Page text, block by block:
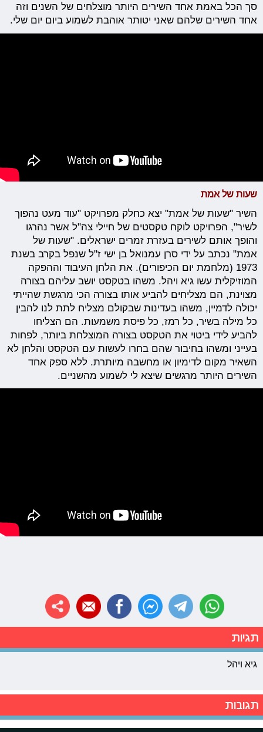
סך הכל באמת אחד השירים היותר מוצלחים של השנים וזה
אחד השירים שלהם שאני יטותר אוהבת לשמוע ביום יום שלי.
שעות של אמת
השיר "שעות של אמת" יצא כחלק מפרויקט "עוד מעט נהפוך
לשיר", הפרויקט לוקח טקסטים של חיילי צה"ל אשר נהרגו
והופך אותם לשירים בעזרת זמרים ישראלים. "שעות של
אמת" נכתב על ידי סרן עמנואל בן ישי ז"ל שנפל בקרב בשנת
1973 (מלחמת יום הכיפורים). את הלחן העיבוד וההפקה
המוזיקלית עשו גיא ויהל. משהו בטקסט יושב עליהם בצורה
מצוינת, הם מצליחים להביע אותו בצורה הכי מרגשת שהייתי
יכולה לדמיין, משהו בעדינות שבקולם מצליח לתת לנו להבין
כל מילה בשיר, כל רמז, כל פיסת משמעות. הם הצליחו
להביע לידי ביטוי את הטקסט בצורה המוצלחת ביותר, לפחות
בעייני ומשהו בחיבור שהם בחרו לעשות עם הטקסט והלחן לא
השאיר מקום לדימיון או מחשבה מיותרת. ללא ספק אחד
השירים היותר מרגשים שיצא לי לשמוע מהשניים.
תגיות
גיא ויהל
תגובות